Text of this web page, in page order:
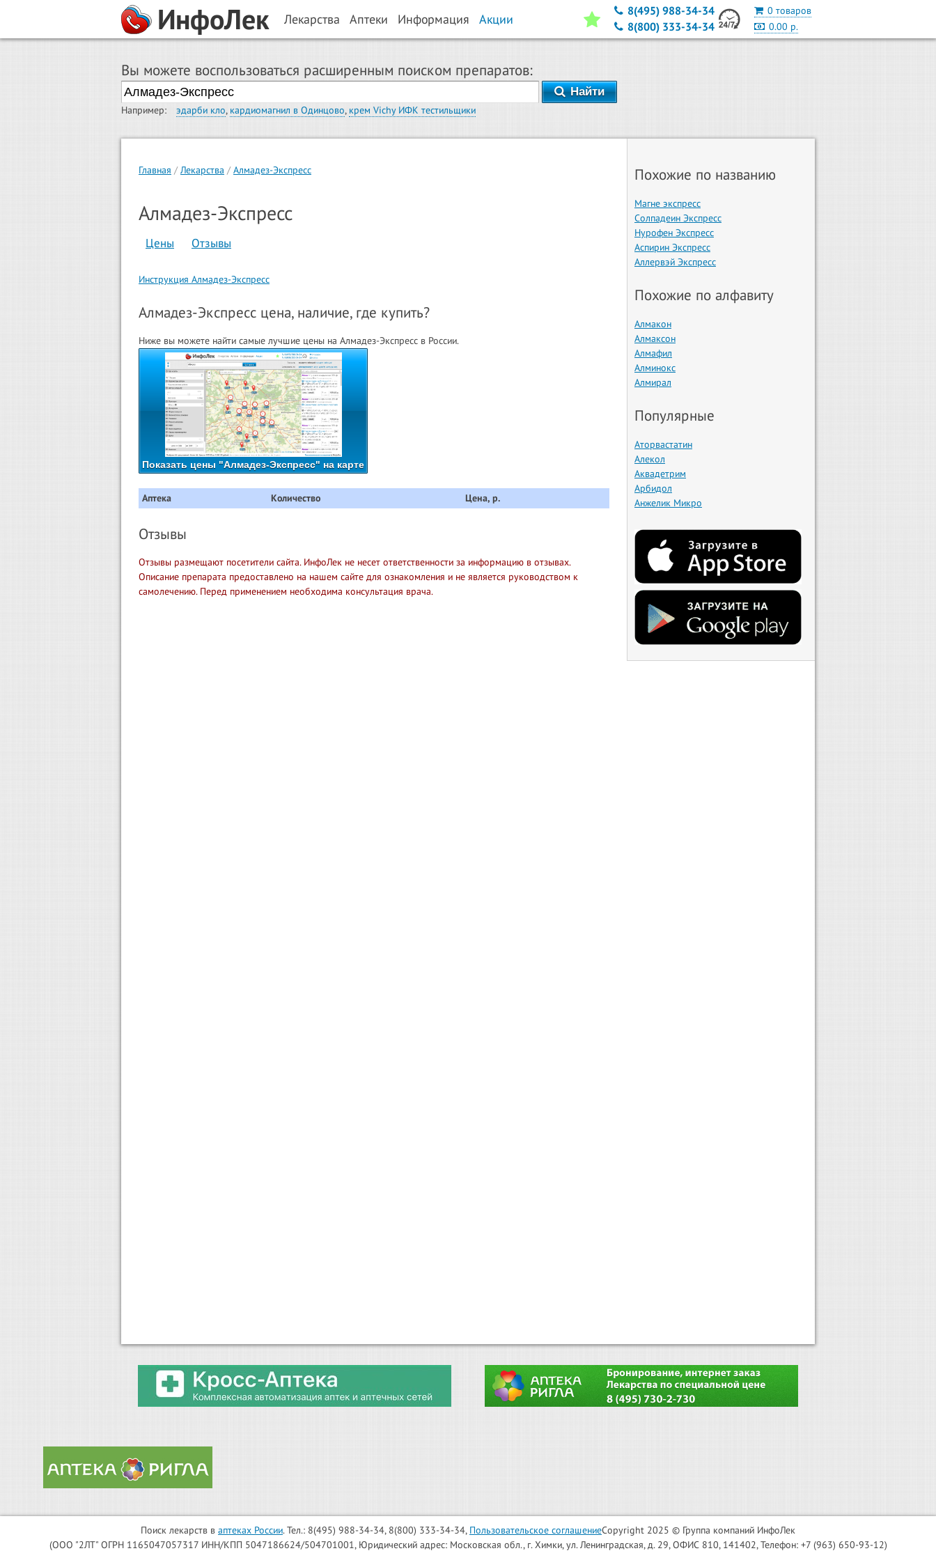
ИнфоЛек Лекарства Аптеки Информация Акции
0 товаров
0.00 р.
8(495) 988-34-34
8(800) 333-34-34
Вы можете воспользоваться расширенным поиском препаратов:
Найти
Например: эдарби кло, кардиомагнил в Одинцово, крем Vichy ИФК тестильщики
Главная Лекарства Алмадез-Экспресс
Алмадез-Экспресс
Цены Отзывы
Инструкция Алмадез-Экспресс
Алмадез-Экспресс цена, наличие, где купить?
Ниже вы можете найти самые лучшие цены на Алмадез-Экспресс в России.
Показать цены "Алмадез-Экспресс" на карте
Аптека Количество Цена, р.
Отзывы
Отзывы размещают посетители сайта. ИнфоЛек не несет ответственности за информацию в отзывах.
Описание препарата предоставлено на нашем сайте для ознакомления и не является руководством к
самолечению. Перед применением необходима консультация врача.
Похожие по названию
Магне экспресс
Солпадеин Экспресс
Нурофен Экспресс
Аспирин Экспресс
Аллервэй Экспресс
Похожие по алфавиту
Алмакон
Алмаксон
Алмафил
Алминокс
Алмирал
Популярные
Аторвастатин
Алекол
Аквадетрим
Арбидол
Анжелик Микро
Поиск лекарств в аптеках России. Тел.: 8(495) 988-34-34, 8(800) 333-34-34, Пользовательское соглашениеCopyright 2025 © Группа компаний ИнфоЛек
(ООО "2ЛТ" ОГРН 1165047057317 ИНН/КПП 5047186624/504701001, Юридический адрес: Московская обл., г. Химки, ул. Ленинградская, д. 29, ОФИС 810, 141402, Телефон: +7 (963) 650-93-12)